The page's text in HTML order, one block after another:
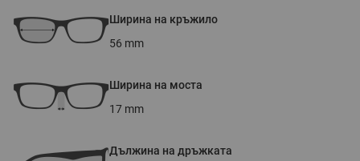
Ширина на кръжило
56 mm
Ширина на моста
17 mm
Дължина на дръжката